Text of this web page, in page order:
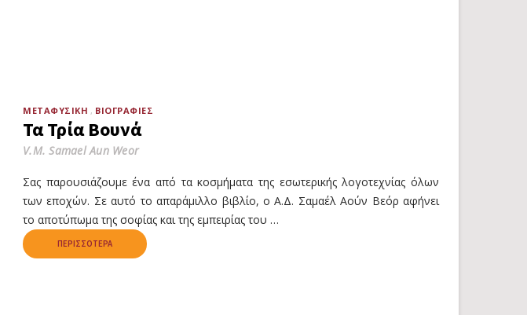
ΜΕΤΑΦΥΣΙΚΉ ΒΙΟΓΡΑΦΊΕΣ
Τα Τρία Βουνά
V.M. Samael Aun Weor
Σας παρουσιάζουμε ένα από τα κοσμήματα της εσωτερικής λογοτεχνίας όλων
των εποχών. Σε αυτό το απαράμιλλο βιβλίο, ο Α.Δ. Σαμαέλ Αούν Βεόρ αφήνει
το αποτύπωμα της σοφίας και της εμπειρίας του …
ΠΕΡΙΣΣΌΤΕΡΑ